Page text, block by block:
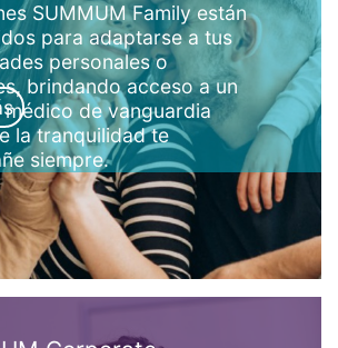
SUMMUM Family están
para adaptarse a tus
personales o
brindando acceso a un
de vanguardia
la tranquilidad te
siempre.